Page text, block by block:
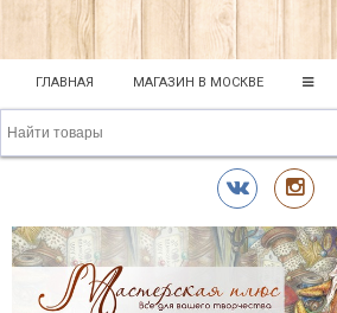
ГЛАВНАЯ МАГАЗИН В МОСКВЕ